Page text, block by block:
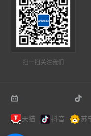
扫一扫关注我们
天猫 抖音 苏